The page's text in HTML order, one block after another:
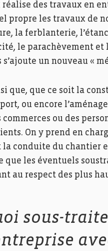
des travaux en
propre les travaux de
la ferblanterie,
le parachèvement et
un nouveau «
que, que ce soit la
ou encore
commerces ou des
On y prend en
la conduite du chantier
que les éventuels
au respect des plus
sous-